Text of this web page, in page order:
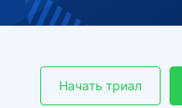
Начать триал